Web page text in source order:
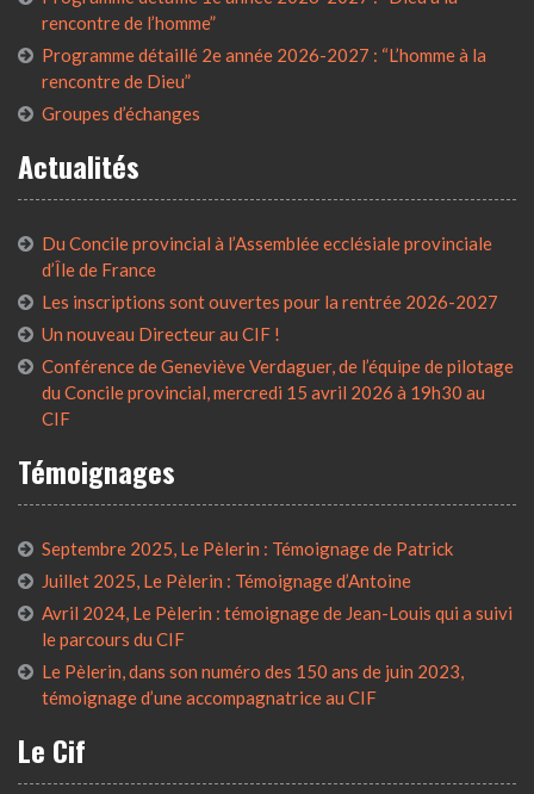
rencontre de l’homme”
Programme détaillé 2e année 2026-2027 : “L’homme à la
rencontre de Dieu”
Groupes d’échanges
Actualités
Du Concile provincial à l’Assemblée ecclésiale provinciale
d’Île de France
Les inscriptions sont ouvertes pour la rentrée 2026-2027
Un nouveau Directeur au CIF !
Conférence de Geneviève Verdaguer, de l’équipe de pilotage
du Concile provincial, mercredi 15 avril 2026 à 19h30 au
CIF
Témoignages
Septembre 2025, Le Pèlerin : Témoignage de Patrick
Juillet 2025, Le Pèlerin : Témoignage d’Antoine
Avril 2024, Le Pèlerin : témoignage de Jean-Louis qui a suivi
le parcours du CIF
Le Pèlerin, dans son numéro des 150 ans de juin 2023,
témoignage d’une accompagnatrice au CIF
Le Cif